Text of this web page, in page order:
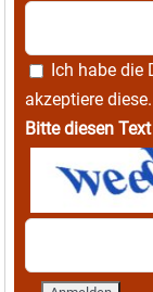
Ich habe die
akzeptiere diese.
Bitte diesen